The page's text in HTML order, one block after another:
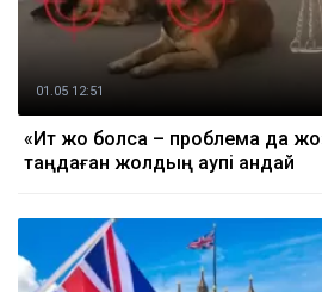
01.05 12:51
«Ит жоқ болса – проблема да
таңдаған жолдың қаупі қандай